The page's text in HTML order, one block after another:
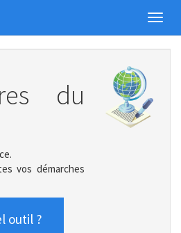
du
vos démarches
outil ?